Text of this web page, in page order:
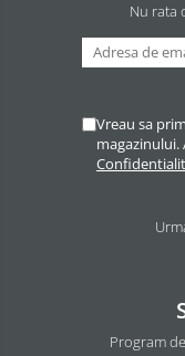
Nu rata
Vreau sa
magazinului.
Program